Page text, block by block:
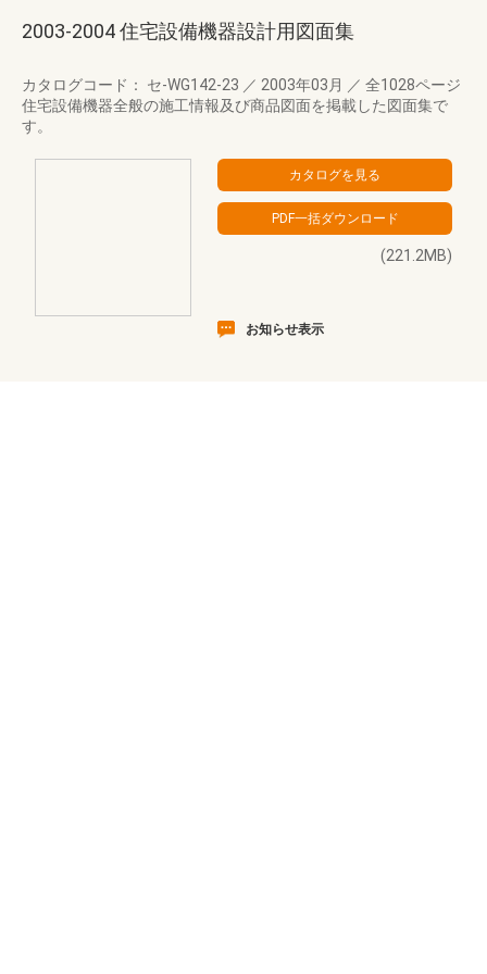
2003-2004 住宅設備機器設計用図面集
カタログコード： セ-WG142-23 ／ 2003年03月 ／ 全1028ページ
住宅設備機器全般の施工情報及び商品図面を掲載した図面集で
す。
(221.2MB)
お知らせ表示